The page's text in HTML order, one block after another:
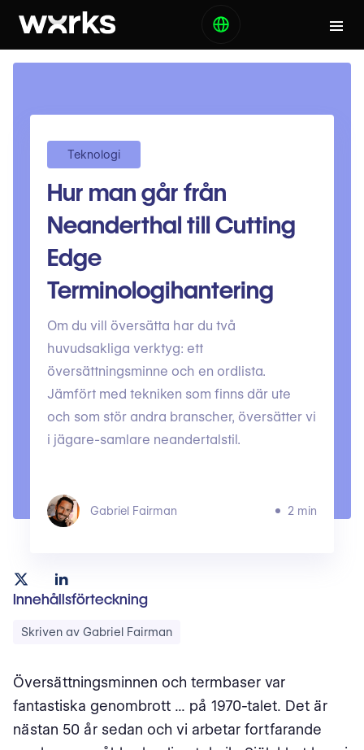
Teknologi
Hur man går från
Neanderthal till Cutting
Edge
Terminologihantering
Om du vill översätta har du två
huvudsakliga verktyg: ett
översättningsminne och en ordlista.
Jämfört med tekniken som finns där ute
och som stör andra branscher, översätter vi
i jägare-samlare neandertalstil.
Gabriel Fairman 2 min
Innehållsförteckning
Skriven av Gabriel Fairman
Översättningsminnen och termbaser var
fantastiska genombrott ... på 1970-talet. Det är
nästan 50 år sedan och vi arbetar fortfarande